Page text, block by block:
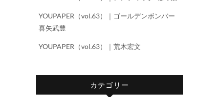
YOUPAPER（vol.63）｜ゴールデンボンバー
喜矢武豊
YOUPAPER（vol.63）｜荒木宏文
カテゴリー